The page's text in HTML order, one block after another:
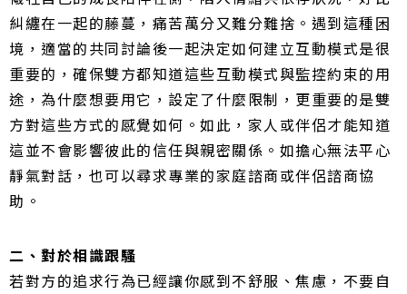
糾纏在一起的藤蔓，痛苦萬分又難分難捨。 遇到這種困
境，適當的共同討論後一起決定如何建立互動模式是很
重要的，確保雙方都知道這些互動模式與監控約束的用
途，為什麼想要用它，設定了什麼限制，更重要的是雙
方對這些方式的感覺如何。 如此，家人或伴侶才能知道
這並不會影響彼此的信任與親密關係。 如擔心無法平心
靜氣對話，也可以尋求專業的家庭諮商或伴侶諮商協
助。
二、對於相識跟騷
若對方的追求行為已經讓你感到不舒服、焦慮，不要自